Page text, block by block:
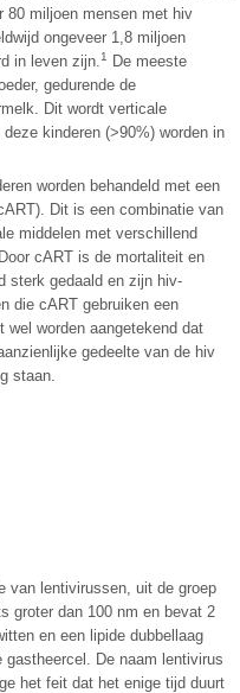
80 miljoen mensen met hiv
ongeveer 1,8 miljoen
in leven zijn.1
De meeste
gedurende de
Dit wordt verticale
kinderen (>90%) worden in
worden behandeld met een
Dit is een combinatie van
middelen met verschillend
cART is de mortaliteit en
sterk gedaald en zijn hiv-
die cART gebruiken een
wel worden aangetekend dat
gedeelte van de hiv
staan.
van lentivirussen, uit de groep
groter dan 100 nm en bevat 2
en een lipide dubbellaag
De naam lentivirus
het feit dat het enige tijd duurt